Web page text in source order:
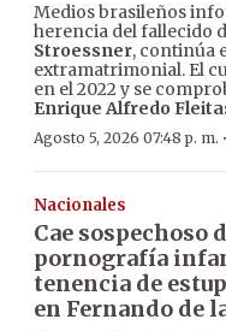
Medios brasileños
herencia del fallecido
Stroessner, continúa
extramatrimonial. El
en el 2022 y se
Enrique Alfredo
Agosto 5, 2026 07:48 p. m. ·
Nacionales
Cae sospechoso
pornografía
tenencia de
en Fernando de